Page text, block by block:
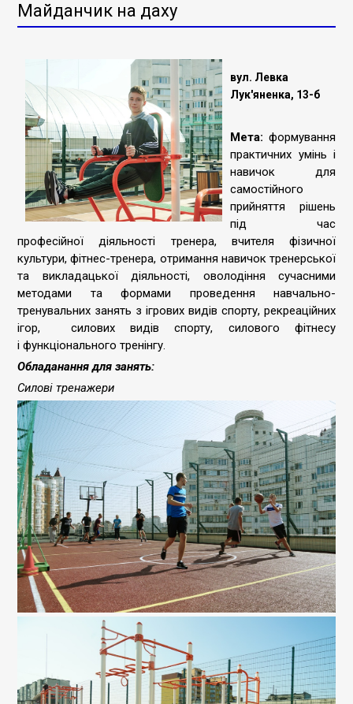
Майданчик на даху
вул. Левка
Лук'яненка, 13-б
Мета: формування
практичних умінь і
навичок для
самостійного
прийняття рішень
під час
професійної діяльності тренера, вчителя фізичної
культури, фітнес-тренера, отримання навичок тренерської
та викладацької діяльності, оволодіння сучасними
методами та формами проведення навчально-
тренувальних занять з ігрових видів спорту, рекреаційних
ігор, силових видів спорту, силового фітнесу
і функціонального тренінгу.
Обладанання для занять:
Силові тренажери